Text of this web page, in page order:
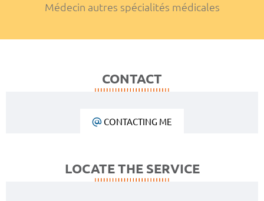
Médecin autres spécialités médicales
CONTACT
CONTACTING ME
LOCATE THE SERVICE